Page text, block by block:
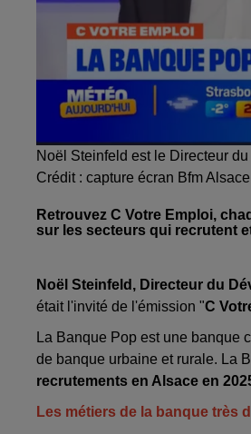
Noël Steinfeld est le Directeur
Crédit : capture écran Bfm Alsace
Retrouvez C Votre Emploi,
sur les secteurs qui recrutent
Noël Steinfeld, Directeur du
était l'invité de l'émission "C
La Banque Pop est une banque
de banque urbaine et rurale. La
recrutements en Alsace en
Les métiers de la banque très